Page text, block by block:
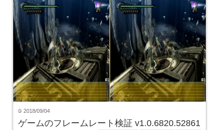
time 2018/09/04
ゲームのフレームレート検証 v1.0.6820.52861